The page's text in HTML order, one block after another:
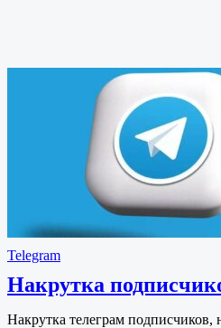
Telegram
Накрутка
Накрутка телеграм